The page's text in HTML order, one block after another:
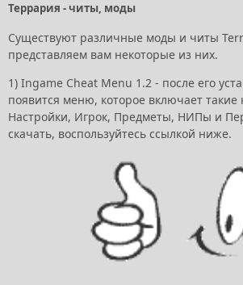
Террария - читы, моды
Существуют различные моды и читы
представляем вам некоторые из них.
1) Ingame Cheat Menu 1.2 - после его
появится меню, которое включает такие
Настройки, Игрок, Предметы, НИПы и
скачать, воспользуйтесь ссылкой ниже.